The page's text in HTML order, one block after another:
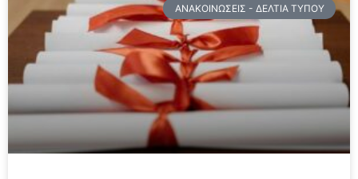
ΑΝΑΚΟΙΝΏΣΕΙΣ - ΔΕΛΤΊΑ ΤΎΠΟΥ